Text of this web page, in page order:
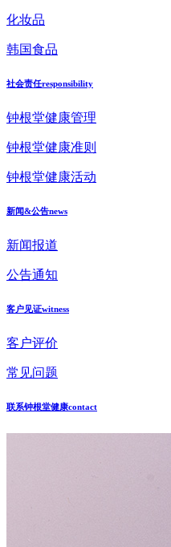
化妆品
韩国食品
社会责任responsibility
钟根堂健康管理
钟根堂健康准则
钟根堂健康活动
新闻&公告news
新闻报道
公告通知
客户见证witness
客户评价
常见问题
联系钟根堂健康contact